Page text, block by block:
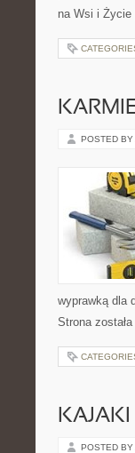
na Wsi i
POSTED BY
wyprawką dla
Strona
POSTED BY